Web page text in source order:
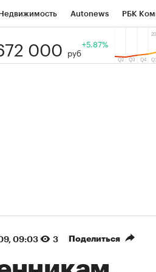
Autonews РБК
Тренды
000 руб
+5.87%
09:03 3 Поделиться